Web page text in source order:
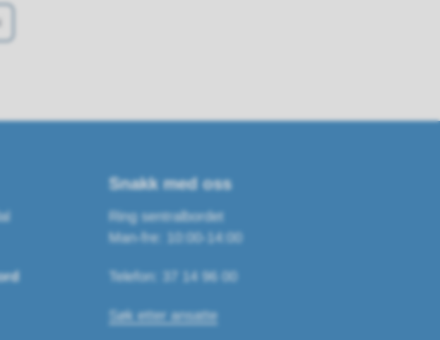
Snakk med oss
Ring sentralbordet
Man-fre: 10:00-14:00
Telefon: 37 14 96 00
Søk etter ansatte